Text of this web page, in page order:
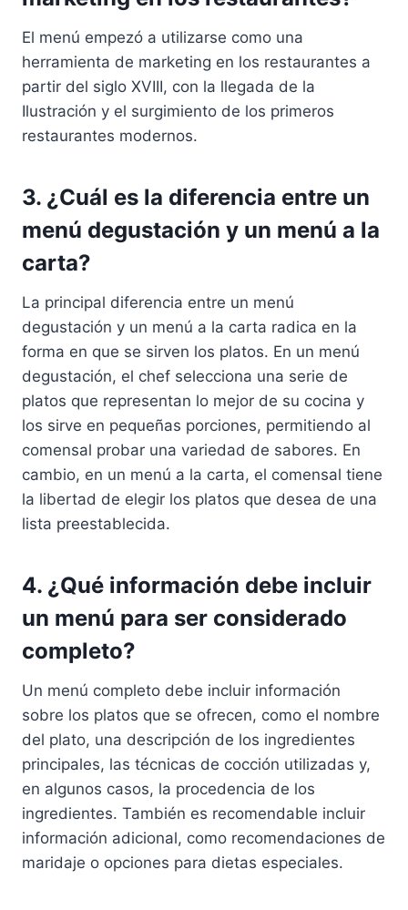
El menú empezó a utilizarse como una
herramienta de marketing en los restaurantes a
partir del siglo XVIII, con la llegada de la
Ilustración y el surgimiento de los primeros
restaurantes modernos.
3. ¿Cuál es la diferencia entre un
menú degustación y un menú a la
carta?
La principal diferencia entre un menú
degustación y un menú a la carta radica en la
forma en que se sirven los platos. En un menú
degustación, el chef selecciona una serie de
platos que representan lo mejor de su cocina y
los sirve en pequeñas porciones, permitiendo al
comensal probar una variedad de sabores. En
cambio, en un menú a la carta, el comensal tiene
la libertad de elegir los platos que desea de una
lista preestablecida.
4. ¿Qué información debe incluir
un menú para ser considerado
completo?
Un menú completo debe incluir información
sobre los platos que se ofrecen, como el nombre
del plato, una descripción de los ingredientes
principales, las técnicas de cocción utilizadas y,
en algunos casos, la procedencia de los
ingredientes. También es recomendable incluir
información adicional, como recomendaciones de
maridaje o opciones para dietas especiales.